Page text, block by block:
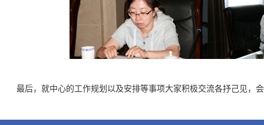
最后，就中心的工作规划以及安排等事项大家积极交流各抒己见，